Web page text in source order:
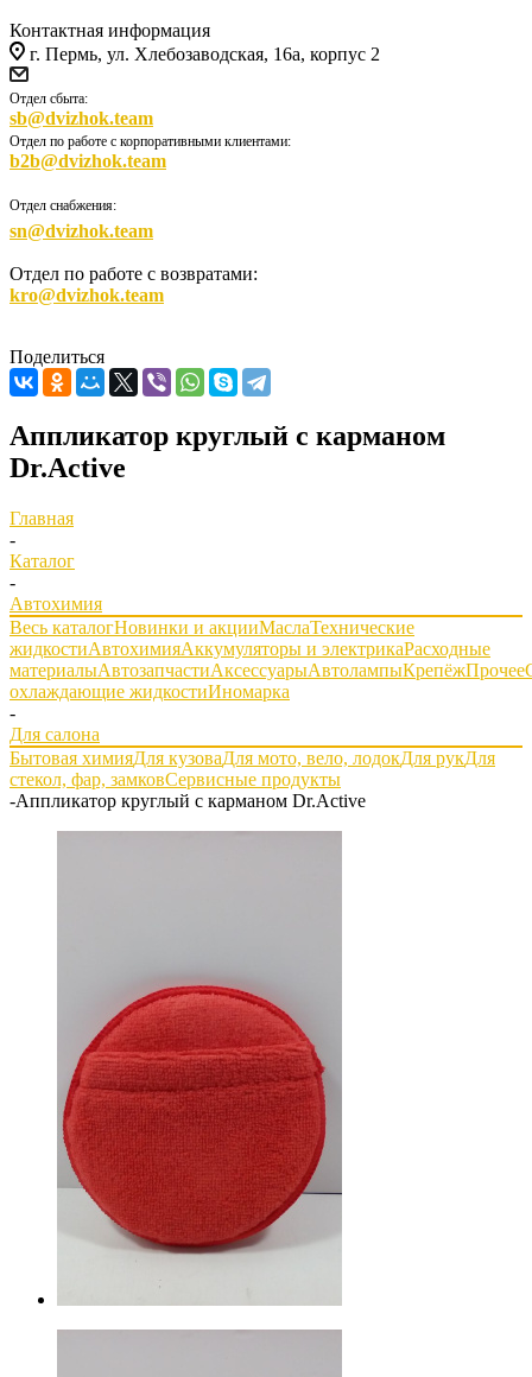
Контактная информация
г. Пермь, ул. Хлебозаводская, 16а, корпус 2
Отдел сбыта:
sb@dvizhok.team
Отдел по работе с корпоративными клиентами:
b2b@dvizhok.team
Отдел снабжения:
sn@dvizhok.team
Отдел по работе с возвратами:
kro@dvizhok.team
Поделиться
Аппликатор круглый с карманом
Dr.Active
Главная
-
Каталог
-
Автохимия
Весь каталогНовинки и акцииМаслаТехнические
жидкостиАвтохимияАккумуляторы и электрикаРасходные
материалыАвтозапчастиАксессуарыАвтолампыКрепёжПрочее
охлаждающие жидкостиИномарка
-
Для салона
Бытовая химияДля кузоваДля мото, вело, лодокДля рукДля
стекол, фар, замковСервисные продукты
-Аппликатор круглый с карманом Dr.Active